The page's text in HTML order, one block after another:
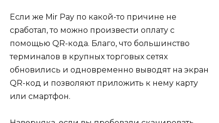
Если же Mir Pay по какой-то причине не
сработал, то можно произвести оплату с
помощью QR-кода. Благо, что большинство
терминалов в крупных торговых сетях
обновились и одновременно выводят на экран
QR-код и позволяют приложить к нему карту
или смартфон.